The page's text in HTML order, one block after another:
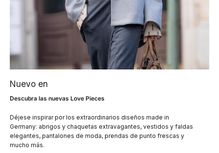
Nuevo en
Descubra las nuevas Love Pieces
Déjese inspirar por los extraordinarios diseños made in
Germany: abrigos y chaquetas extravagantes, vestidos y faldas
elegantes, pantalones de moda, prendas de punto frescas y
mucho más.